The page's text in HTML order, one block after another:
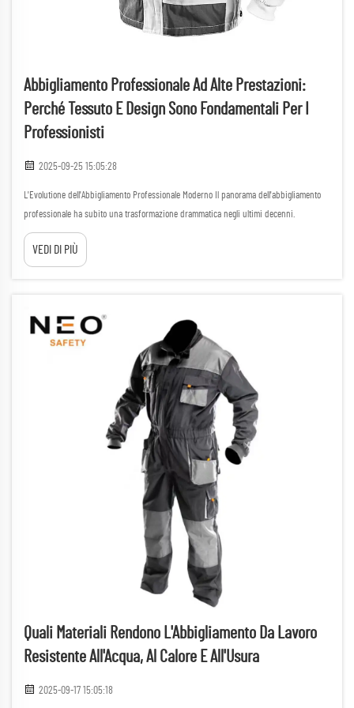
Abbigliamento Professionale Ad Alte Prestazioni:
Perché Tessuto E Design Sono Fondamentali Per I
Professionisti
2025-09-25 15:05:28
L'Evolutione dell'Abbigliamento Professionale Moderno Il panorama dell'abbigliamento
professionale ha subito una trasformazione drammatica negli ultimi decenni.
L'abbigliamento lavorativo orientato alle prestazioni si trova ora all'avanguardia di
questa evoluzione, combinando funzionalità ed eleganza...
VEDI DI PIÙ
Quali Materiali Rendono L'Abbigliamento Da Lavoro
Resistente All'Acqua, Al Calore E All'Usura
2025-09-17 15:05:18